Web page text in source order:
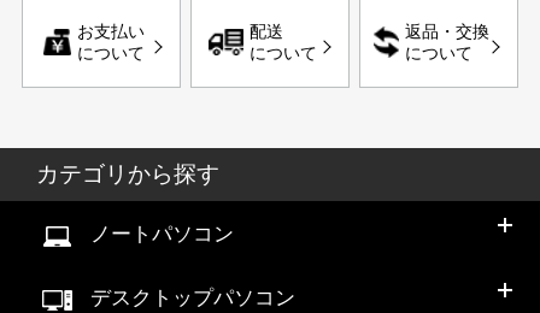
お支払い
について
配送
について
返品・交換
について
カテゴリから探す
ノートパソコン
デスクトップパソコン